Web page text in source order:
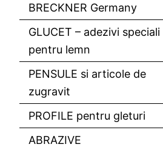
BRECKNER Germany
GLUCET – adezivi speciali
pentru lemn
PENSULE si articole de
zugravit
PROFILE pentru gleturi
ABRAZIVE